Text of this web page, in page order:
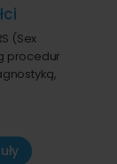
(Sex
procedur